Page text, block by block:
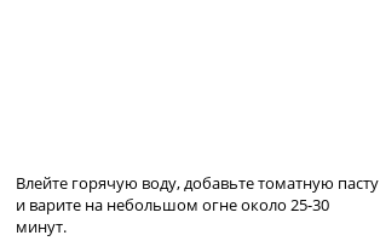
Влейте горячую воду, добавьте томатную пасту
и варите на небольшом огне около 25-30
минут.